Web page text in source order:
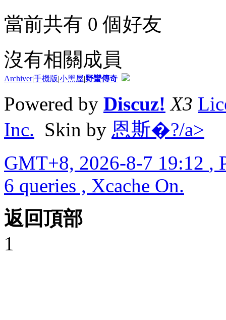
當前共有 0 個好友
沒有相關成員
Archiver|手機版|小黑屋|野蠻傳奇
Powered by Discuz! X3
Inc. Skin by 恩斯�?/a>
GMT+8, 2026-8-7 19:12 ,
6 queries , Xcache On.
返回頂部
1